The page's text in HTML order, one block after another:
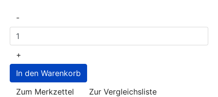
-
+
Zum Merkzettel Zur Vergleichsliste